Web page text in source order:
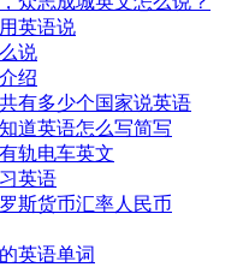
英语说
说
绍
有多少个国家说英语
道英语怎么写简写
轨电车英文
英语
斯货币汇率人民币
英语单词